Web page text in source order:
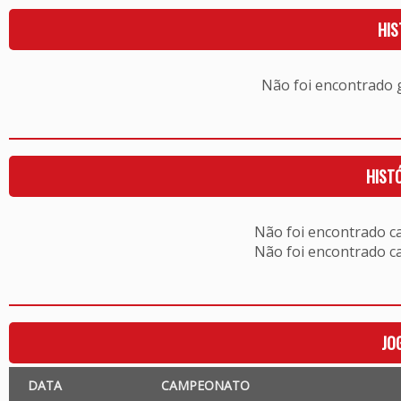
Não foi encontrado
Não foi encontrado
Não foi encontrado
DATA CAMPEONATO